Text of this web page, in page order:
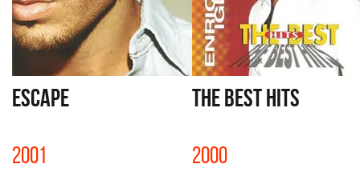
ESCAPE
2001
THE BEST HITS
2000